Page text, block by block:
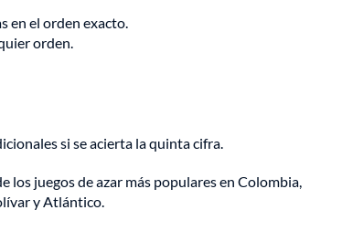
en el orden exacto.
orden.
si se acierta la quinta cifra.
los juegos de azar más populares en Colombia,
y Atlántico.